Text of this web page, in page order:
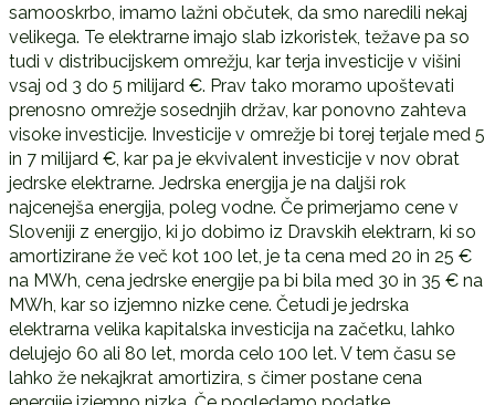
samooskrbo, imamo lažni občutek, da smo naredili nekaj
velikega. Te elektrarne imajo slab izkoristek, težave pa so
tudi v distribucijskem omrežju, kar terja investicije v višini
vsaj od 3 do 5 milijard €. Prav tako moramo upoštevati
prenosno omrežje sosednjih držav, kar ponovno zahteva
visoke investicije. Investicije v omrežje bi torej terjale med 5
in 7 milijard €, kar pa je ekvivalent investicije v nov obrat
jedrske elektrarne. Jedrska energija je na daljši rok
najcenejša energija, poleg vodne. Če primerjamo cene v
Sloveniji z energijo, ki jo dobimo iz Dravskih elektrarn, ki so
amortizirane že več kot 100 let, je ta cena med 20 in 25 €
na MWh, cena jedrske energije pa bi bila med 30 in 35 € na
MWh, kar so izjemno nizke cene. Četudi je jedrska
elektrarna velika kapitalska investicija na začetku, lahko
delujejo 60 ali 80 let, morda celo 100 let. V tem času se
lahko že nekajkrat amortizira, s čimer postane cena